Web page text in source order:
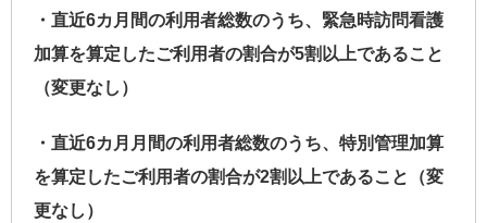
・直近6カ月間の利用者総数のうち、緊急時訪問看護
加算を算定したご利用者の割合が5割以上であること
（変更なし）
・直近6カ月月間の利用者総数のうち、特別管理加算
を算定したご利用者の割合が2割以上であること（変
更なし）